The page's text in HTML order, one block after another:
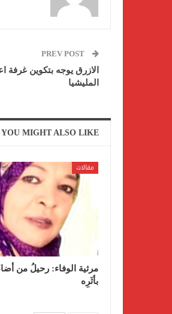
الازرق يوجه بتكوين غرفة
المليشيا
YOU MIGHT ALSO LIKE
مقالات
مرثية الوفاء: رحيلُ من
بأثَرِه